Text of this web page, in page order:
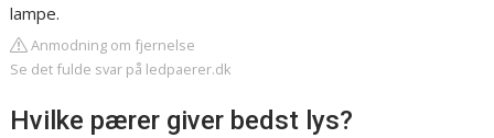
lampe.
Anmodning om fjernelse
Se det fulde svar på ledpaerer.dk
Hvilke pærer giver bedst lys?